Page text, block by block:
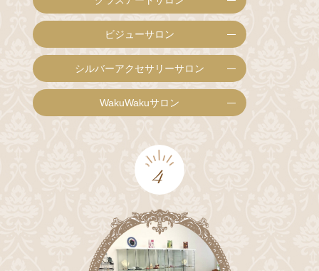
ビジューサロン
シルバーアクセサリーサロン
WakuWakuサロン
4